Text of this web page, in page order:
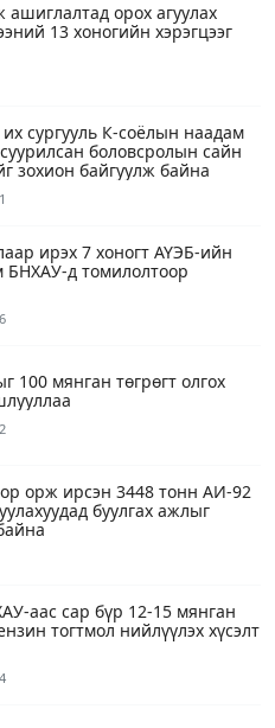
ашиглалтад орох агуулах
13 хоногийн хэрэгцээг
сургууль К-соёлын наадам
боловсролын сайн
зохион байгуулж байна
1
ирэх 7 хоногт АҮЭБ-ийн
БНХАУ-д томилолтоор
6
100 мянган төгрөгт олгох
2
орж ирсэн 3448 тонн АИ-92
буулгах ажлыг
аас сар бүр 12-15 мянган
тогтмол нийлүүлэх хүсэлт
4